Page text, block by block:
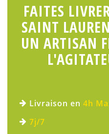
FAITES
SAINT
UN ARTISAN
Livraison en 4h
7j/7